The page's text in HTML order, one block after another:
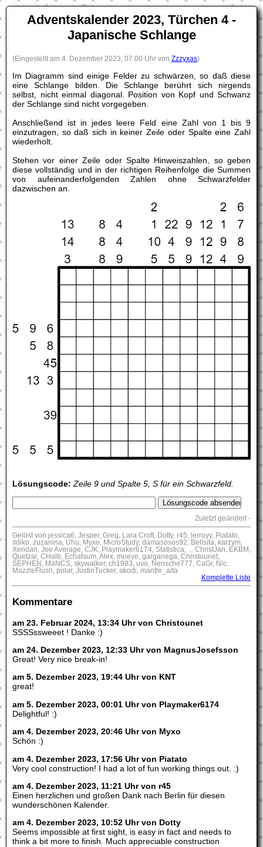
Adventskalender 2023, Türchen 4 -
Japanische Schlange
(Eingestellt am 4. Dezember 2023, 07:00 Uhr von Zzzyxas)
Im Diagramm sind einige Felder zu schwärzen, so daß diese
eine Schlange bilden. Die Schlange berührt sich nirgends
selbst, nicht einmal diagonal. Position von Kopf und Schwanz
der Schlange sind nicht vorgegeben.
Anschließend ist in jedes leere Feld eine Zahl von 1 bis 9
einzutragen, so daß sich in keiner Zeile oder Spalte eine Zahl
wiederholt.
Stehen vor einer Zeile oder Spalte Hinweiszahlen, so geben
diese vollständig und in der richtigen Reihenfolge die Summen
von aufeinanderfolgenden Zahlen ohne Schwarzfelder
dazwischen an.
Lösungscode: Zeile 9 und Spalte 5, S für ein Schwarzfeld.
Zuletzt geändert -
Gelöst von jessica6, Jesper, Greg, Lara Croft, Dotty, r45, lerroyy, Piatato,
ildiko, zuzanina, Uhu, Myxo, MicroStudy, damasosos92, Bellsita, karzym,
Xendari, Joe Average, CJK, Playmaker6174, Statistica, ... ChristJan, EKBM,
Quetzal, CHalb, Echatsum, Alex, moeve, garganega, Christounet,
SEPHEN, MaNCS, skywalker, ch1983, uvo, Nensche777, CaGr, Nic,
MazzleFlush, polar, JustinTucker, akodi, mantle_alta
Komplette Liste
Kommentare
am 23. Februar 2024, 13:34 Uhr von Christounet
SSSSssweeet ! Danke :)
am 24. Dezember 2023, 12:33 Uhr von MagnusJosefsson
Great! Very nice break-in!
am 5. Dezember 2023, 19:44 Uhr von KNT
great!
am 5. Dezember 2023, 00:01 Uhr von Playmaker6174
Delightful! :)
am 4. Dezember 2023, 20:46 Uhr von Myxo
Schön :)
am 4. Dezember 2023, 17:56 Uhr von Piatato
Very cool construction! I had a lot of fun working things out. :)
am 4. Dezember 2023, 11:21 Uhr von r45
Einen herzlichen und großen Dank nach Berlin für diesen
wunderschönen Kalender.
am 4. Dezember 2023, 10:52 Uhr von Dotty
Seems impossible at first sight, is easy in fact and needs to
think a bit more to finish. Much appreciable construction